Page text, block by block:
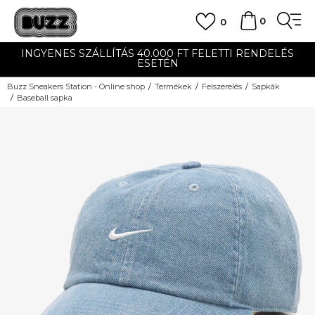
0
0
INGYENES SZÁLLÍTÁS 40.000 FT FELETTI RENDELÉS
ESETÉN
Buzz Sneakers Station - Online shop Termékek Felszerelés
Sapkák
Baseball sapka